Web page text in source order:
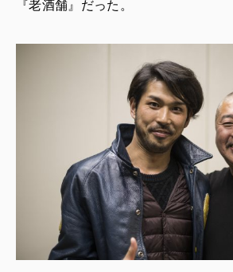
『老酒舗』だった。